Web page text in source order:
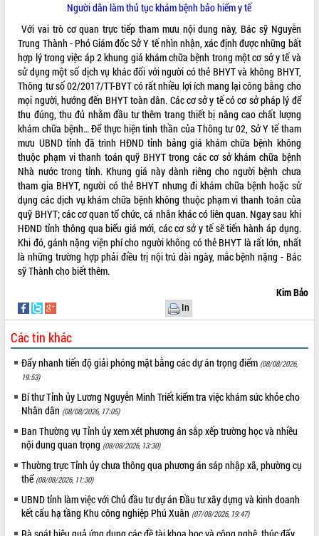
Diễn đàn Kinh tế tư nhân Việt Nam đột
phá cơ chế - Hợp tác công tư
Đề án 06 tạo bước ngoặt đột phá trong
cải cách hành chính tỉnh Đắk Lắk
Kết nối tour, đẩy mạnh chuyển đổi số
để phát triển du lịch Đắk Lắk
Khởi động Dự án Đầu tư xây dựng hạ
tầng kỹ thuật Cụm công nghiệp Tân
Tiến
Gặp mặt các cơ quan báo chí nhân Kỷ
niệm 101 năm Ngày Báo chí Cách
mạng Việt Nam
Đắk Lắk sơ kết 4 năm triển khai thực
hiện Đề án 06 của Chính phủ
Họp báo thông tin về Hội nghị Công bố
Quy hoạch và Xúc tiến đầu tư tỉnh Đắk
Lắk
HĐND tỉnh thông qua điều chỉnh Quy
hoạch tỉnh thời kỳ 2021-2030
Hội thảo góp ý hồ sơ điều chỉnh quy
hoạch tỉnh Đắk Lắk thời kỳ 2021-2030,
tầm nhìn đến năm 2050
Nâng cao hiệu quả hoạt động của các
doanh nghiệp nhà nước
Hội nghị triển khai kết nối mạng
truyền số liệu chuyên dùng phục vụ cơ
quan Đảng, Nhà nước
Lễ phát động chuỗi hoạt động chung
tay làm sạch môi trường
Xã Ea Kar bước chuyển mình trong
công tác cải cách hành chính mô hình
mới
Người dân làm thủ tục khám bệnh bảo hiểm y tế
Với vai trò cơ quan trực tiếp tham mưu nội dung này, Bác sỹ Nguyễn
Trung Thành - Phó Giám đốc Sở Y tế nhìn nhận, xác định được những bất
hợp lý trong việc áp 2 khung giá khám chữa bệnh trong một cơ sở y tế và
sử dụng một số dịch vụ khác đối với người có thẻ BHYT và không BHYT,
Thông tư số 02/2017/TT-BYT có rất nhiều lợi ích mang lại công bằng cho
mọi người, hướng đến BHYT toàn dân. Các cơ sở y tế có cơ sở pháp lý để
thu đúng, thu đủ nhằm đầu tư thêm trang thiết bị nâng cao chất lượng
khám chữa bệnh… Để thực hiện tinh thần của Thông tư 02, Sở Y tế tham
mưu UBND tỉnh đã trình HĐND tỉnh bảng giá khám chữa bệnh không
thuộc phạm vi thanh toán quỹ BHYT trong các cơ sở khám chữa bệnh
Nhà nước trong tỉnh. Khung giá này dành riêng cho người bệnh chưa
tham gia BHYT, người có thẻ BHYT nhưng đi khám chữa bệnh hoặc sử
dụng các dịch vụ khám chữa bệnh không thuộc phạm vi thanh toán của
quỹ BHYT; các cơ quan tổ chức, cá nhân khác có liên quan. Ngay sau khi
HĐND tỉnh thông qua biểu giá mới, các cơ sở y tế sẽ tiến hành áp dụng.
Khi đó, gánh nặng viện phí cho người không có thẻ BHYT là rất lớn, nhất
là những trường hợp phải điều trị nội trú dài ngày, mắc bệnh nặng - Bác
sỹ Thành cho biết thêm.
Kim Bảo
In
Các tin khác
Đẩy nhanh tiến độ giải phóng mặt bằng các dự án trọng điểm (08/08/2026,
19:53)
Bí thư Tỉnh ủy Lương Nguyễn Minh Triết kiểm tra việc khám sức khỏe cho
Nhân dân (08/08/2026, 17:05)
Ban Thường vụ Tỉnh ủy xem xét phương án sắp xếp trường học và nhiều
nội dung quan trọng (08/08/2026, 13:30)
Thường trực Tỉnh ủy chưa thông qua phương án sáp nhập xã, phường cụ
thể (08/08/2026, 11:30)
UBND tỉnh làm việc với Chủ đầu tư dự án Đầu tư xây dựng và kinh doanh
kết cấu hạ tầng Khu công nghiệp Phú Xuân (07/08/2026, 19:47)